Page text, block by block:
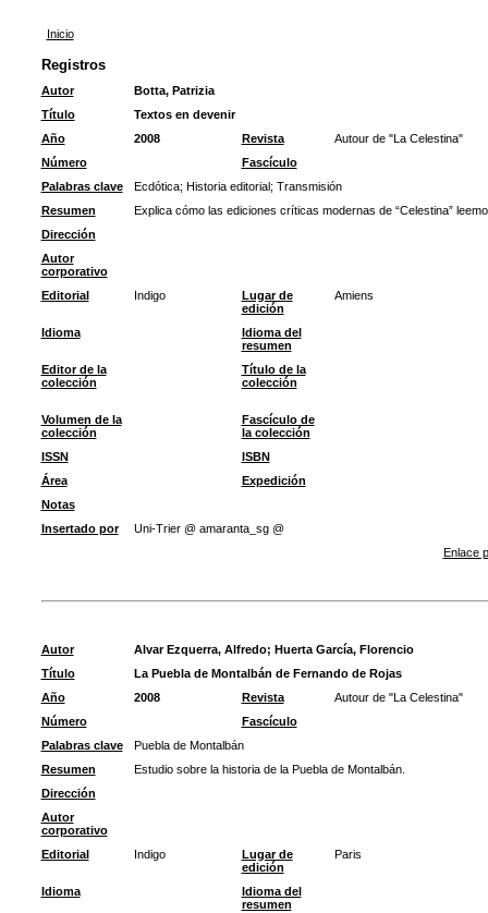
Inicio
Registros
Autor
Botta, Patrizia
Título
Textos en devenir
Año
2008 Revista
Autour de "La Celestina"
Número
Fascículo
Palabras clave
Ecdótica; Historia editorial; Transmisión
Resumen
Explica cómo las ediciones críticas modernas de “Celestina”
Dirección
Autor
corporativo
Editorial
Indigo
Lugar de
edición
Amiens
Idioma
Idioma del
resumen
Editor de la
colección
Título de la
colección
Volumen de la
colección
Fascículo de
la colección
ISSN
ISBN
Área
Expedición
Notas
Insertado por
Uni-Trier @ amaranta_sg @
Enlace
Autor Alvar Ezquerra, Alfredo; Huerta García, Florencio
Título
La Puebla de Montalbán de Fernando de Rojas
Año
2008 Revista
Autour de "La Celestina"
Número
Fascículo
Palabras clave
Puebla de Montalbán
Resumen
Estudio sobre la historia de la Puebla de Montalbán.
Dirección
Autor
corporativo
Editorial
Indigo
Lugar de
edición
Paris
Idioma
Idioma del
resumen